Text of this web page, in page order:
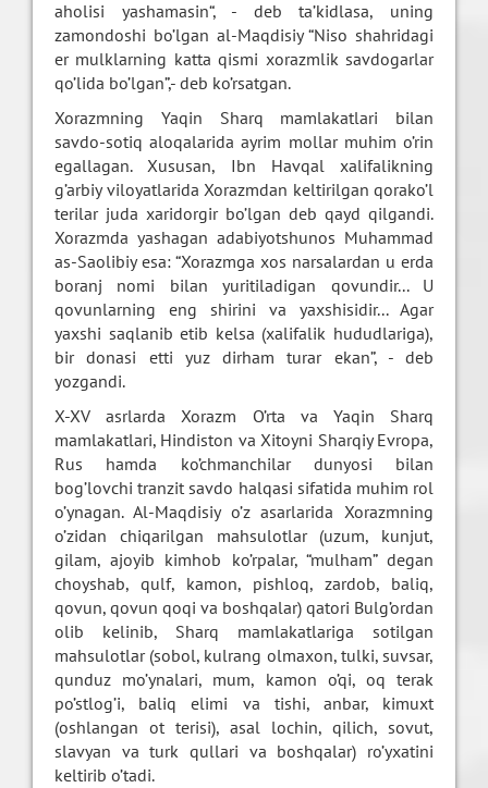
aholisi yashamasin“, - deb ta’kidlasa, uning
zamondoshi bo’lgan al-Maqdisiy “Niso shahridagi
er mulklarning katta qismi xorazmlik savdogarlar
qo’lida bo’lgan”,- deb ko’rsatgan.
Xorazmning Yaqin Sharq mamlakatlari bilan
savdo-sotiq aloqalarida ayrim mollar muhim o’rin
egallagan. Xususan, Ibn Havqal xalifalikning
g’arbiy viloyatlarida Xorazmdan keltirilgan qorako’l
terilar juda xaridorgir bo’lgan deb qayd qilgandi.
Xorazmda yashagan adabiyotshunos Muhammad
as-Saolibiy esa: “Xorazmga xos narsalardan u erda
boranj nomi bilan yuritiladigan qovundir... U
qovunlarning eng shirini va yaxshisidir... Agar
yaxshi saqlanib etib kelsa (xalifalik hududlariga),
bir donasi etti yuz dirham turar ekan”, - deb
yozgandi.
X-XV asrlarda Xorazm O’rta va Yaqin Sharq
mamlakatlari, Hindiston va Xitoyni Sharqiy Evropa,
Rus hamda ko’chmanchilar dunyosi bilan
bog’lovchi tranzit savdo halqasi sifatida muhim rol
o’ynagan. Al-Maqdisiy o’z asarlarida Xorazmning
o’zidan chiqarilgan mahsulotlar (uzum, kunjut,
gilam, ajoyib kimhob ko’rpalar, “mulham” degan
choyshab, qulf, kamon, pishloq, zardob, baliq,
qovun, qovun qoqi va boshqalar) qatori Bulg’ordan
olib kelinib, Sharq mamlakatlariga sotilgan
mahsulotlar (sobol, kulrang olmaxon, tulki, suvsar,
qunduz mo’ynalari, mum, kamon o’qi, oq terak
po’stlog’i, baliq elimi va tishi, anbar, kimuxt
(oshlangan ot terisi), asal lochin, qilich, sovut,
slavyan va turk qullari va boshqalar) ro’yxatini
keltirib o’tadi.